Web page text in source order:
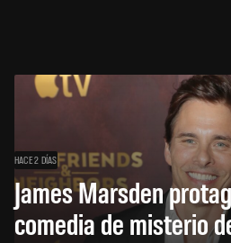
HACE 2 DÍAS
James Marsden
comedia de misterio